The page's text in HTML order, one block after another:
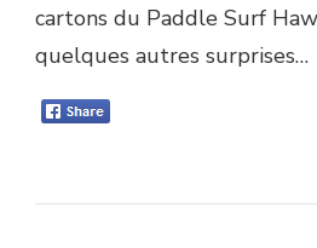
cartons du Paddle Surf
quelques autres surprises…